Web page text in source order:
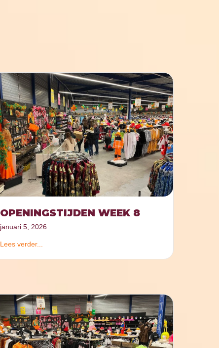
OPENINGSTIJDEN WEEK 8
januari 5, 2026
Lees verder...